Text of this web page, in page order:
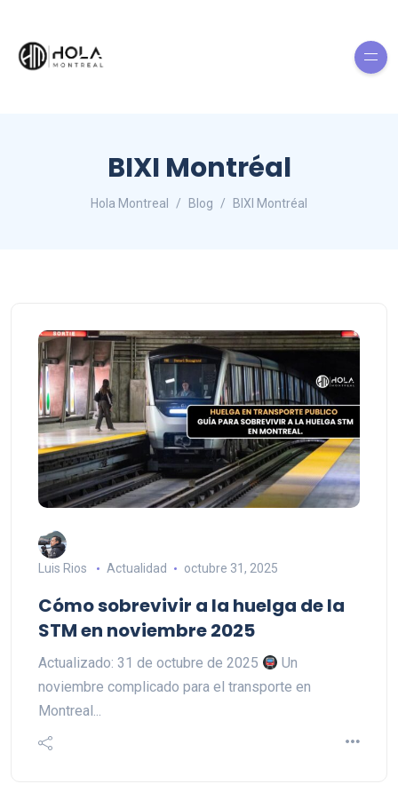
BIXI Montréal
Hola Montreal Blog BIXI Montréal
Luis Rios Actualidad octubre 31, 2025
Cómo sobrevivir a la huelga de la
STM en noviembre 2025
Actualizado: 31 de octubre de 2025
Un
noviembre complicado para el transporte en
Montreal...